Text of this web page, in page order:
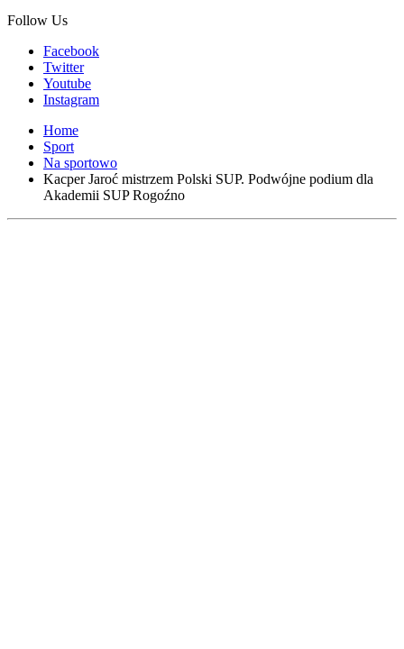
Follow Us
Facebook
Twitter
Youtube
Instagram
Home
Sport
Na sportowo
Kacper Jaroć mistrzem Polski SUP. Podwójne podium dla
Akademii SUP Rogoźno